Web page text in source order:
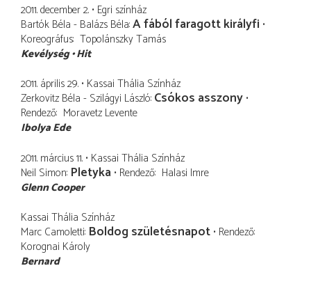
2011. december 2. Egri színház
Bartók Béla - Balázs Béla A fából faragott királyfi
Koreográfus Topolánszky Tamás
Kevélység Hit
2011. április 29. Kassai Thália Színház
Zerkovitz Béla - Szilágyi László Csókos asszony
Rendező Moravetz Levente
Ibolya Ede
2011. március 11. Kassai Thália Színház
Neil Simon Pletyka Rendező Halasi Imre
Glenn Cooper
Kassai Thália Színház
Marc Camoletti Boldog születésnapot Rendező
Korognai Károly
Bernard